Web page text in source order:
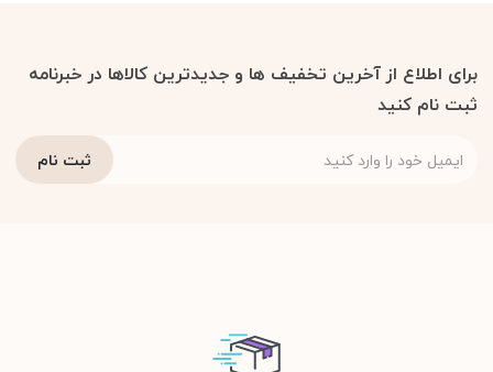
برای اطلاع از آخرین تخفیف ها و جدیدترین کالاها در خبرنامه
ثبت نام کنید